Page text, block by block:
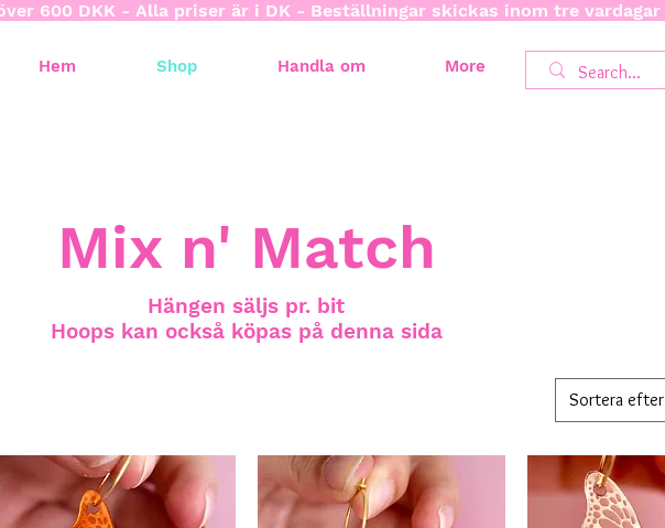
600 DKK - Alla priser är i DK - Beställningar skickas inom tre vardagar
Hem Shop Handla om More
Mix n' Match
Hängen säljs pr. bit
Hoops kan också köpas på denna sida
Sortera efter